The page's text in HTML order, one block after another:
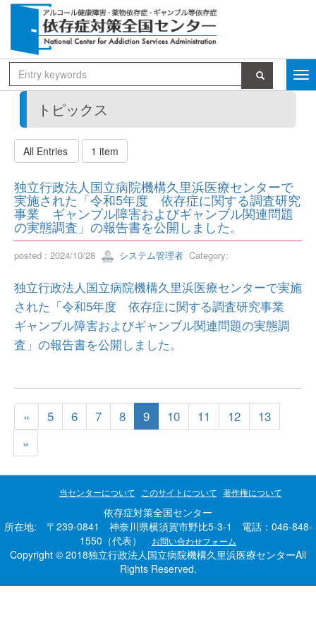
トピックス
All Entries 1 item
独立行政法人国立病院機構久里浜医療センターで
実施された「令和5年度 依存症に関する調査研究
事業 ギャンブル障害およびギャンブル関連問題
の実態調査」の報告書を公開しました。
posted : 2024/10/28 システム管理者 Category:
独立行政法人国立病院機構久里浜医療センターで実施
された「令和5年度 依存症に関する調査研究事業
ギャンブル障害およびギャンブル関連問題の実態調
査」の報告書を公開しました。
« 5 6 7 8 9 10 11 12
13
»
当センターについて このサイトについて 著作権について
依存症対策全国センター
所在地: 〒239-0841 神奈川県横須賀市野比5-3-1 電話：046-848-
1550（代表）
お問い合わせフォーム
Copyright © 2018独立行政法人国立病院機構久里浜医療センターAll
Rights Reserved.